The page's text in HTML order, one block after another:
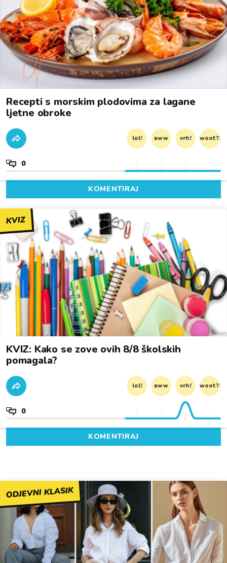
Recepti s morskim plodovima za lagane
ljetne obroke
lol! aww vrh! woot?!
0
KOMENTIRAJ
KVIZ
KVIZ: Kako se zove ovih 8/8 školskih
pomagala?
lol! aww vrh! woot?!
0
KOMENTIRAJ
ODJEVNI KLASIK